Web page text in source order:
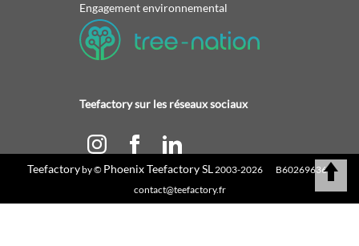
Calculez votre devis
Engagement environnemental
Teefactory sur les réseaux sociaux
Teefactoryby © Phoenix Teefactory SL2003-2026 B60269636 |
contact@teefactory.fr